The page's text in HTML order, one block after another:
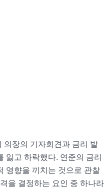
의장의 기자회견과 금리 발
잃고 하락했다. 연준의 금리
영향을 끼치는 것으로 관찰
을 결정하는 요인 중 하나라